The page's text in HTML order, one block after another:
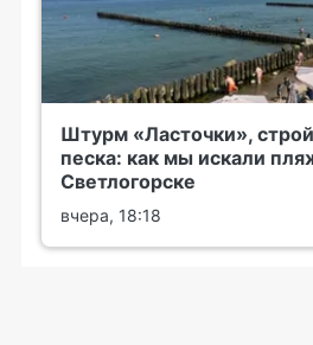
Штурм «Ласточки»,
песка: как мы искали
Светлогорске
вчера, 18:18